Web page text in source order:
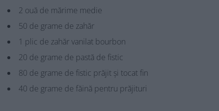
2 ouă de mărime medie
50 de grame de zahăr
1 plic de zahăr vanilat bourbon
20 de grame de pastă de fistic
80 de grame de fistic prăjit și tocat fin
40 de grame de făină pentru prăjituri